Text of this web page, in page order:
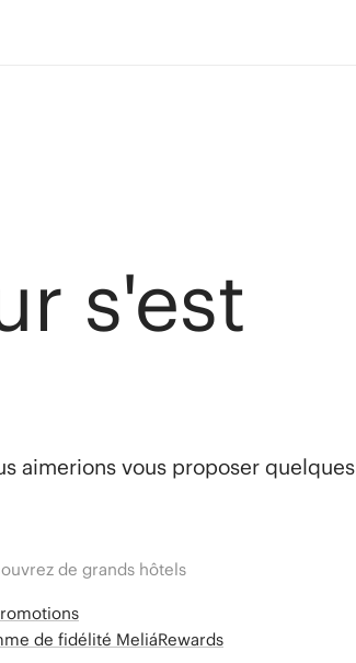
s'est
aimerions vous proposer quelques
de grands hôtels
de fidélité MeliáRewards